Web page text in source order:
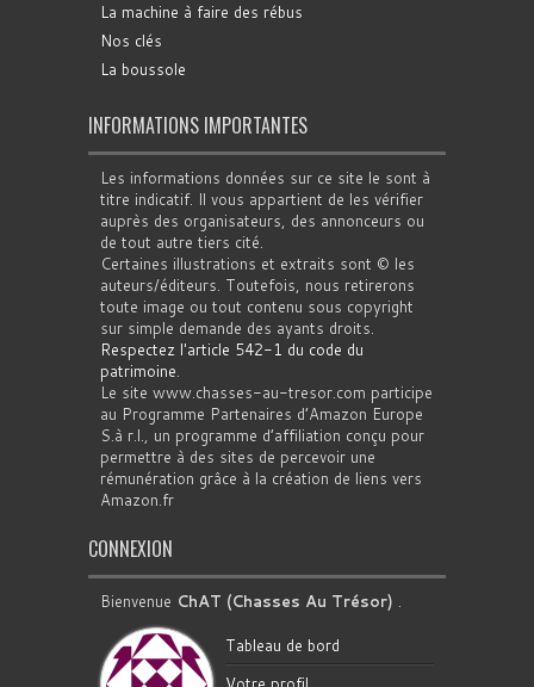
La machine à faire des rébus
Nos clés
La boussole
INFORMATIONS IMPORTANTES
Les informations données sur ce site le sont à
titre indicatif. Il vous appartient de les vérifier
auprès des organisateurs, des annonceurs ou
de tout autre tiers cité.
Certaines illustrations et extraits sont © les
auteurs/éditeurs. Toutefois, nous retirerons
toute image ou tout contenu sous copyright
sur simple demande des ayants droits.
Respectez l'article 542-1 du code du
patrimoine.
Le site www.chasses-au-tresor.com participe
au Programme Partenaires d’Amazon Europe
S.à r.l., un programme d’affiliation conçu pour
permettre à des sites de percevoir une
rémunération grâce à la création de liens vers
Amazon.fr
CONNEXION
Bienvenue ChAT (Chasses Au Trésor) .
Tableau de bord